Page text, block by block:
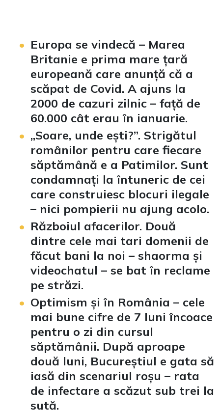
Europa se vindecă – Marea
Britanie e prima mare țară
europeană care anunță că a
scăpat de Covid. A ajuns la
2000 de cazuri zilnic – față de
60.000 cât erau în ianuarie.
„Soare, unde ești?”. Strigătul
românilor pentru care fiecare
săptămână e a Patimilor. Sunt
condamnați la întuneric de cei
care construiesc blocuri ilegale
– nici pompierii nu ajung acolo.
Războiul afacerilor. Două
dintre cele mai tari domenii de
făcut bani la noi – shaorma și
videochatul – se bat în reclame
pe străzi.
Optimism și în România – cele
mai bune cifre de 7 luni încoace
pentru o zi din cursul
săptămânii. După aproape
două luni, Bucureștiul e gata să
iasă din scenariul roșu – rata
de infectare a scăzut sub trei la
sută.